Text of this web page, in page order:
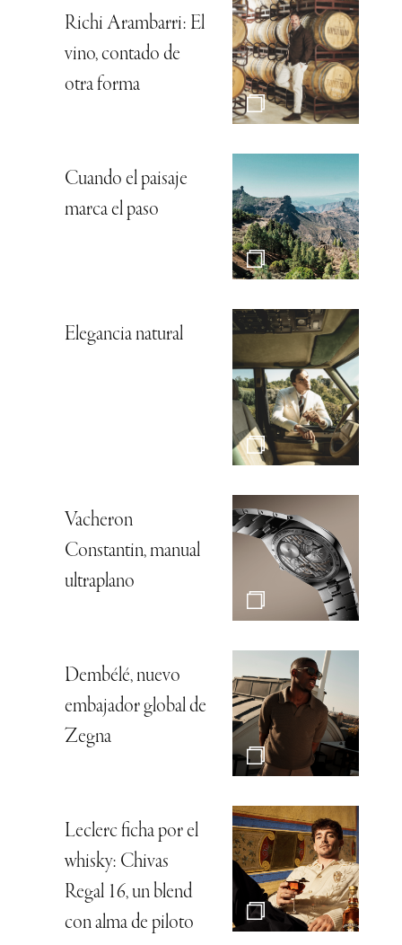
Richi Arambarri: El
vino, contado de
otra forma
Cuando el paisaje
marca el paso
Elegancia natural
Vacheron
Constantin, manual
ultraplano
Dembélé, nuevo
embajador global de
Zegna
Leclerc ficha por el
whisky: Chivas
Regal 16, un blend
con alma de piloto